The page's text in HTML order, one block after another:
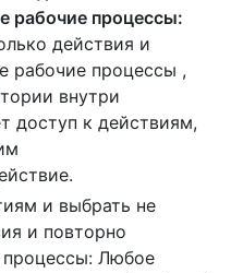
рабочие процессы:
действия и
рабочие процессы ,
внутри
доступ к действиям,
и выбрать не
и повторно
процессы: Любое